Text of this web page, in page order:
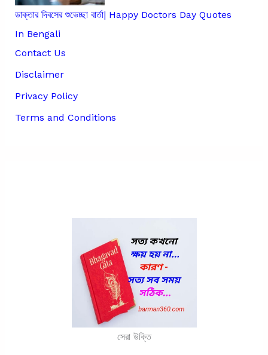
ডাক্তার দিবসের শুভেচ্ছা বার্তা| Happy Doctors Day Quotes
In Bengali
Contact Us
Disclaimer
Privacy Policy
Terms and Conditions
সেরা উক্তি